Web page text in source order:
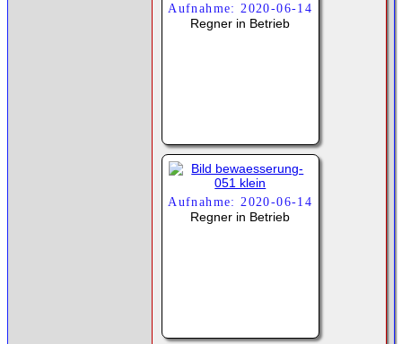
Aufnahme: 2020-06-14
Regner in Betrieb
Aufnahme: 2020-06-14
Regner in Betrieb